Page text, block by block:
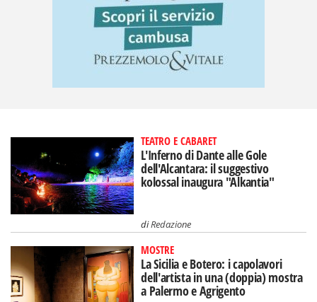
TEATRO E CABARET
L'Inferno di Dante alle Gole
dell'Alcantara: il suggestivo
kolossal inaugura "Alkantia"
diRedazione
MOSTRE
La Sicilia e Botero: i capolavori
dell'artista in una (doppia) mostra
a Palermo e Agrigento